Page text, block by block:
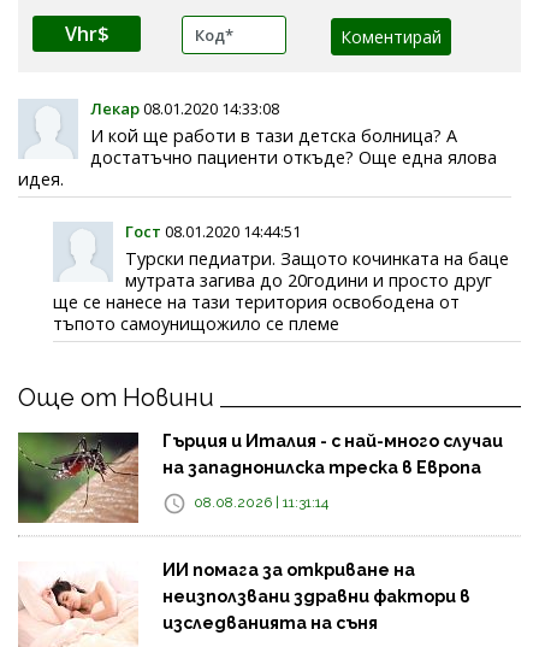
Vhr$
Лекар08.01.2020 14:33:08
И кой ще работи в тази детска болница? А
достатъчно пациенти откъде? Още една ялова
идея.
Гост 08.01.2020 14:44:51
Турски педиатри. Защото кочинката на баце
мутрата загива до 20години и просто друг
ще се нанесе на тази територия освободена от
тъпото самоунищожило се племе
Още от Новини
Гърция и Италия - с най-много случаи
на западнонилска треска в Европа
08.08.2026 | 11:31:14
ИИ помага за откриване на
неизползвани здравни фактори в
изследванията на съня